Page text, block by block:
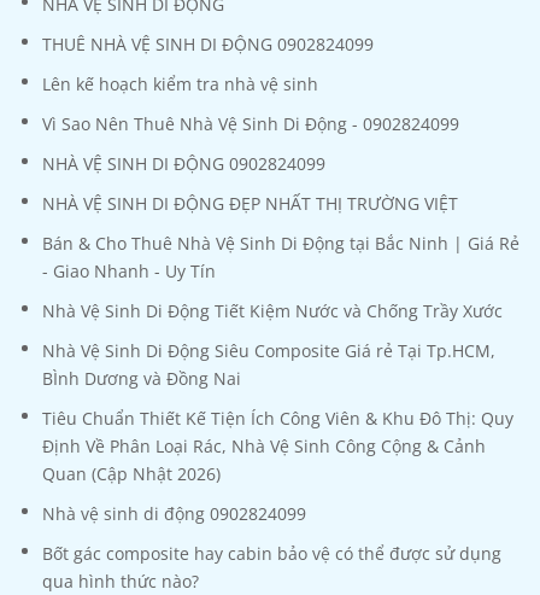
NHÀ VỆ SINH DI ĐỘNG
THUÊ NHÀ VỆ SINH DI ĐỘNG 0902824099
Lên kế hoạch kiểm tra nhà vệ sinh
Vì Sao Nên Thuê Nhà Vệ Sinh Di Động - 0902824099
NHÀ VỆ SINH DI ĐỘNG 0902824099
NHÀ VỆ SINH DI ĐỘNG ĐẸP NHẤT THỊ TRƯỜNG VIỆT
Bán & Cho Thuê Nhà Vệ Sinh Di Động tại Bắc Ninh | Giá Rẻ
- Giao Nhanh - Uy Tín
Nhà Vệ Sinh Di Động Tiết Kiệm Nước và Chống Trầy Xước
Nhà Vệ Sinh Di Động Siêu Composite Giá rẻ Tại Tp.HCM,
BÌnh Dương và Đồng Nai
Tiêu Chuẩn Thiết Kế Tiện Ích Công Viên & Khu Đô Thị: Quy
Định Về Phân Loại Rác, Nhà Vệ Sinh Công Cộng & Cảnh
Quan (Cập Nhật 2026)
Nhà vệ sinh di động 0902824099
Bốt gác composite hay cabin bảo vệ có thể được sử dụng
qua hình thức nào?